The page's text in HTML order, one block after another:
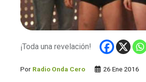
¡Toda una revelación!
Por Radio Onda Cero 26 Ene 2016